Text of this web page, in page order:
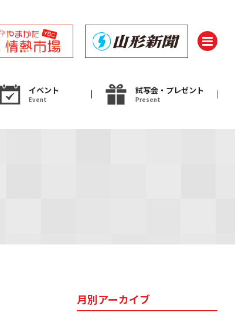
イベント
Event
試写会・プレゼント
Present
月別アーカイブ